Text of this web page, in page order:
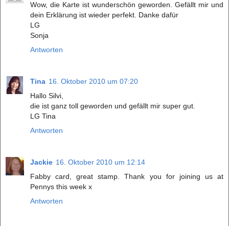
Wow, die Karte ist wunderschön geworden. Gefällt mir und
dein Erklärung ist wieder perfekt. Danke dafür
LG
Sonja
Antworten
Tina 16. Oktober 2010 um 07:20
Hallo Silvi,
die ist ganz toll geworden und gefällt mir super gut.
LG Tina
Antworten
Jackie 16. Oktober 2010 um 12:14
Fabby card, great stamp. Thank you for joining us at
Pennys this week x
Antworten